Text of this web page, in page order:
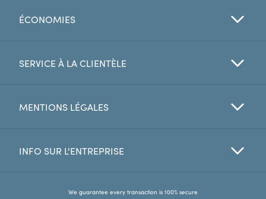
VERRES
OFFRES
Favorites
ÉCONOMIES
SERVICE À LA CLIENTÈLE
MENTIONS LÉGALES
INFO SUR L'ENTREPRISE
We guarantee every transaction is 100% secure